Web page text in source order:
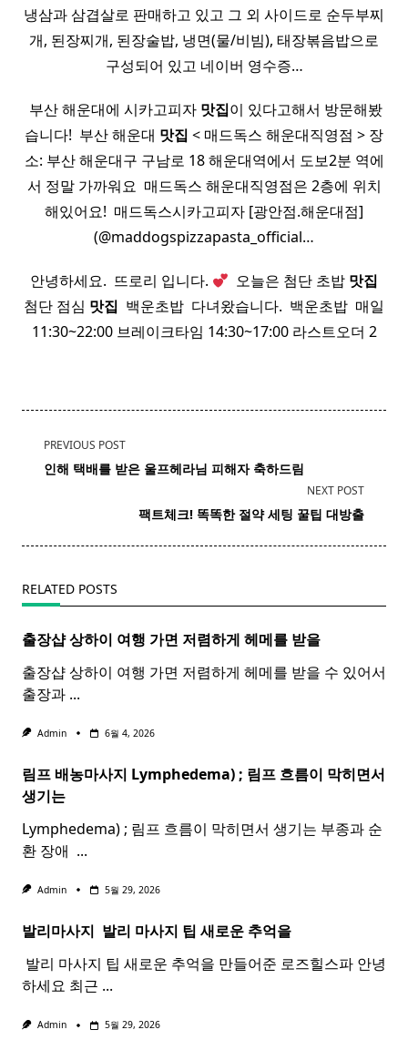
냉삼과 삼겹살로 판매하고 있고 그 외 사이드로 순두부찌
개, 된장찌개, 된장술밥, 냉면(물/비빔), 태장볶음밥으로
구성되어 있고 네이버 영수증…
​ 부산 해운대에 시카고피자 맛집이 있다고해서 방문해봤
습니다! ​ 부산 해운대 맛집 < 매드독스 해운대직영점 > 장
소: 부산 해운대구 구남로 18 해운대역에서 도보2분 역에
서 정말 가까워요 ​ 매드독스 해운대직영점은 2층에 위치
해있어요! ​ 매드독스시카고피자 [광안점.해운대점]
(@maddogspizzapasta_official…
​ 안녕하세요. ​ 뜨로리 입니다. ​ 오늘은 첨단 초밥 맛집
첨단 점심 맛집 ​ 백운초밥 ​ 다녀왔습니다. ​ 백운초밥 ​ 매일
11:30~22:00 브레이크타임 14:30~17:00 라스트오더 2
<span
class="nav-
text">Page</span>
PREVIOUS POST
인해 택배를 받은 울프헤라님 피해자 축하드림
NEXT POST
팩트체크! 똑똑한 절약 세팅 꿀팁 대방출
RELATED POSTS
출장샵 상하이 여행 가면 저렴하게 헤메를 받을
출장샵 상하이 여행 가면 저렴하게 헤메를 받을 수 있어서
출장과 ...
Admin 6월 4, 2026
림프 배농마사지 Lymphedema) ; 림프 흐름이 막히면서
생기는
Lymphedema) ; 림프 흐름이 막히면서 생기는 부종과 순
환 장애 ​ ...
Admin 5월 29, 2026
발리마사지 ​ 발리 마사지 팁 새로운 추억을
​ 발리 마사지 팁 새로운 추억을 만들어준 로즈힐스파 안녕
하세요 최근 ...
Admin 5월 29, 2026